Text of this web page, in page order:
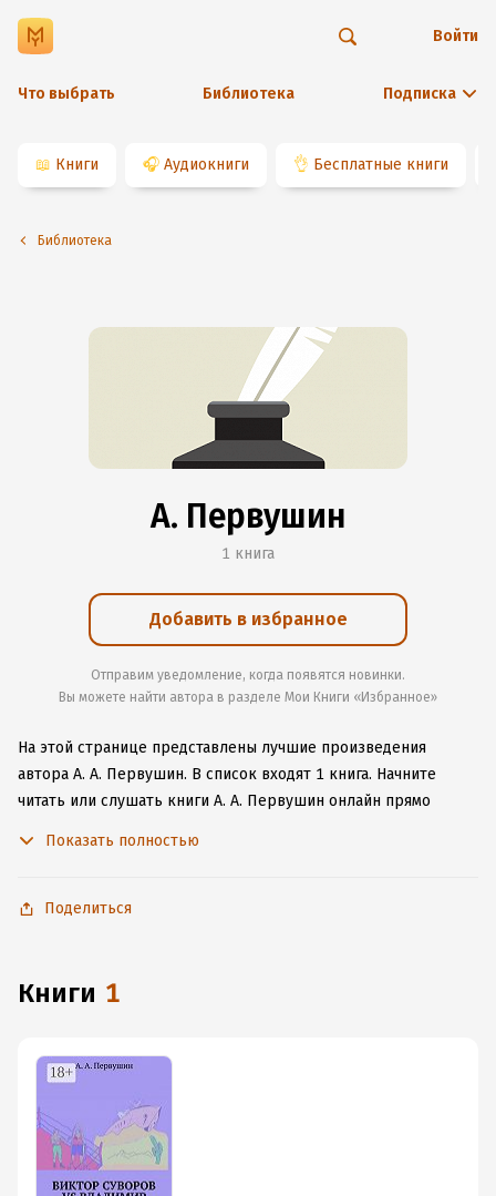
Что выбрать Библиотека Подписка
Войти
📖 Книги 🎧 Аудиокниги 👌 Бесплатные книги
Библиотека
А. Первушин
1 книга
Добавить в избранное
Отправим уведомление, когда появятся новинки.
Вы можете найти автора в разделе Мои Книги «Избранное»
На этой странице представлены лучшие произведения
автора А. А. Первушин. В список входят 1 книга. Начните
читать или слушать книги А. А. Первушин онлайн прямо
Показать полностью
Поделиться
книги 1